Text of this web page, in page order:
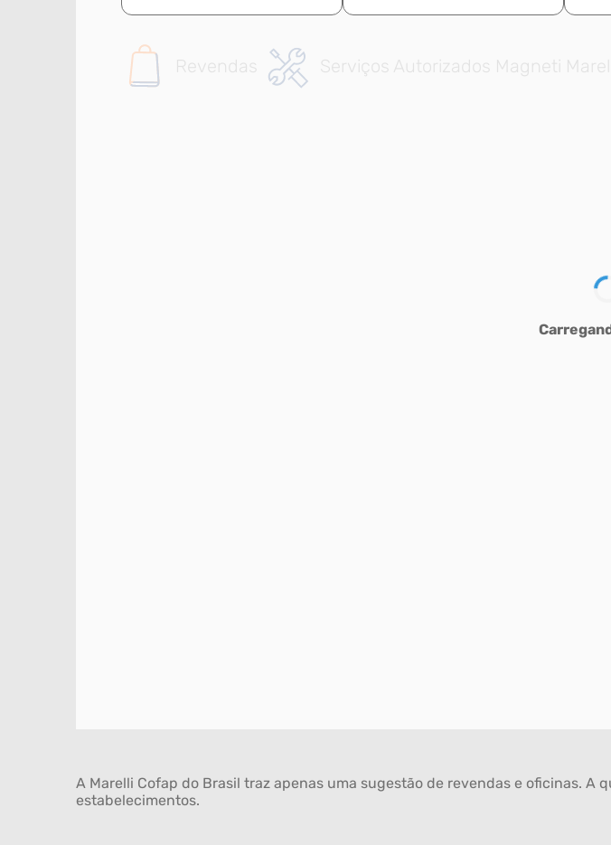
Revendas Serviços Autorizados Magneti
A Marelli Cofap do Brasil traz apenas uma sugestão de revendas e oficinas.
estabelecimentos.